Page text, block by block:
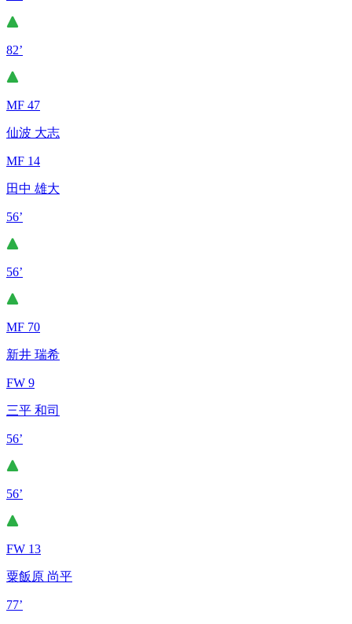
82’
MF 47
仙波 大志
MF 14
田中 雄大
56’
56’
MF 70
新井 瑞希
FW 9
三平 和司
56’
56’
FW 13
粟飯原 尚平
77’